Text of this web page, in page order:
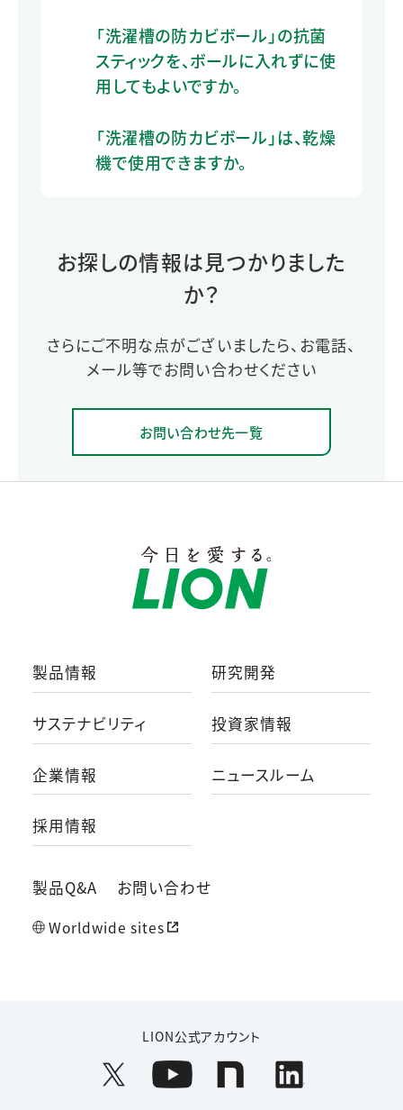
「洗濯槽の防カビボール」の抗菌
スティックを、ボールに入れずに使
用してもよいですか。
「洗濯槽の防カビボール」は、乾燥
機で使用できますか。
お探しの情報は見つかりました
か？
さらにご不明な点がございましたら、お電話、
メール等でお問い合わせください
お問い合わせ先一覧
製品情報 研究開発
サステナビリティ 投資家情報
企業情報 ニュースルーム
採用情報
製品Q&A お問い合わせ
Worldwide sites
LION公式アカウント